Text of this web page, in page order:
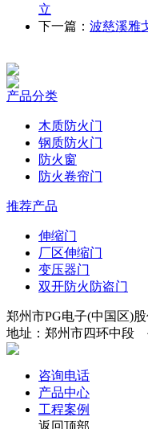
立
下一篇： 波慈溪雅
产品分类
木质防火门
钢质防火门
防火窗
防火卷帘门
推荐产品
伸缩门
厂区伸缩门
变压器门
双开防火防盗门
郑州市PG电子(中国区)
地址：郑州市四环中段
咨询电话
产品中心
工程案例
返回顶部